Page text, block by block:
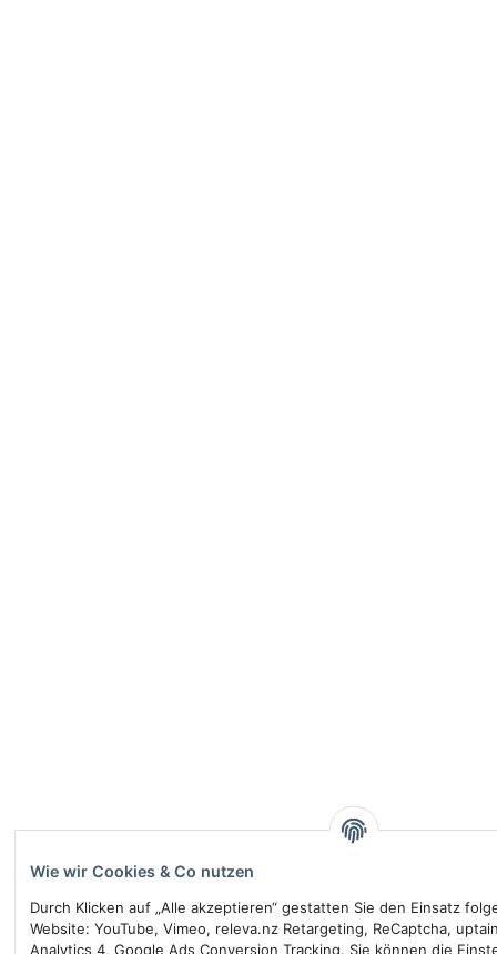
Wie wir Cookies & Co nutzen
Durch Klicken auf „Alle akzeptieren“ gestatten Sie den Einsatz
Website: YouTube, Vimeo, releva.nz Retargeting, ReCaptcha,
Analytics 4, Google Ads Conversion Tracking. Sie können die